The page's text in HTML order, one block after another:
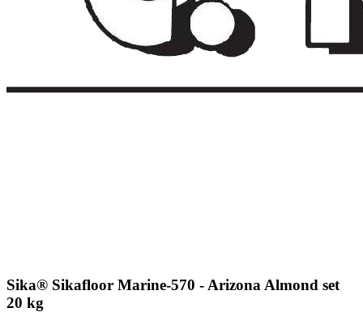
Sika® Sikafloor Marine-570 - Arizona Almond set
20 kg